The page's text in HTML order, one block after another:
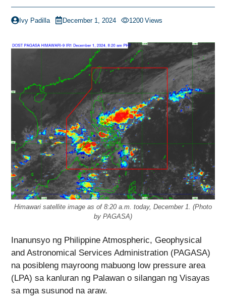
Ivy Padilla December 1, 2024 1200 Views
Himawari satellite image as of 8:20 a.m. today, December 1. (Photo
by PAGASA)
Inanunsyo ng Philippine Atmospheric, Geophysical
and Astronomical Services Administration (PAGASA)
na posibleng mayroong mabuong low pressure area
(LPA) sa kanluran ng Palawan o silangan ng Visayas
sa mga susunod na araw.